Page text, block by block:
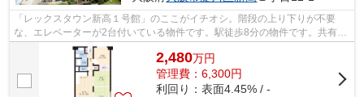
「レックスタウン新高１号館」のここがイチオシ。階段の上り下りが不要
な、エレベーターが2台付いている物件です。駅徒歩8分の物件です。共有部
分も清潔感があり、綺麗な中古マンショ...
2,480万円
管理費：6,300円
利回り：表面4.45% / -